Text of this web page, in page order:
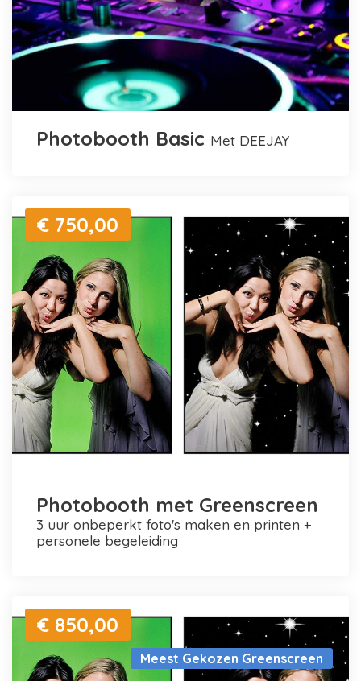
Photobooth Basic met DEEJAY
€ 750,00
Photobooth met Greenscreen
3 uur onbeperkt foto's maken en printen +
personele begeleiding
Meest Gekozen Greenscreen
€ 850,00